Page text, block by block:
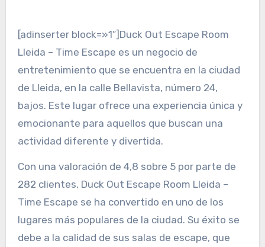
[adinserter block=»1″]Duck Out Escape Room
Lleida – Time Escape es un negocio de
entretenimiento que se encuentra en la ciudad
de Lleida, en la calle Bellavista, número 24,
bajos. Este lugar ofrece una experiencia única y
emocionante para aquellos que buscan una
actividad diferente y divertida.
Con una valoración de 4,8 sobre 5 por parte de
282 clientes, Duck Out Escape Room Lleida –
Time Escape se ha convertido en uno de los
lugares más populares de la ciudad. Su éxito se
debe a la calidad de sus salas de escape, que